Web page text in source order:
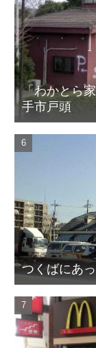
「わかとら
手市戸頭
つくばにあ